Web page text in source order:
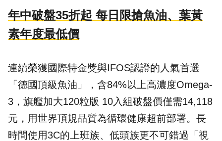
年中破盤35折起 每日限搶魚油、葉黃
素年度最低價
連續榮獲國際特金獎與IFOS認證的人氣首選
「德國頂級魚油 」，含84%以上高濃度Omega-
3，旗艦加大120粒版 10入組破盤價僅需14,118
元，用世界頂規品質為循環健康超前部署。長
時間使用3C的上班族、低頭族更不可錯過「視